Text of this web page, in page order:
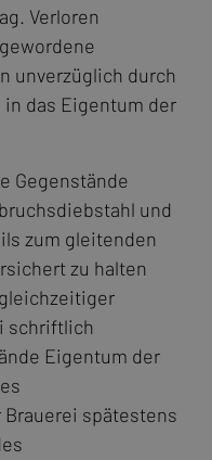
Verloren
unverzüglich durch
das Eigentum der
Gegenstände
und
zum gleitenden
zu halten
schriftlich
Eigentum der
spätestens